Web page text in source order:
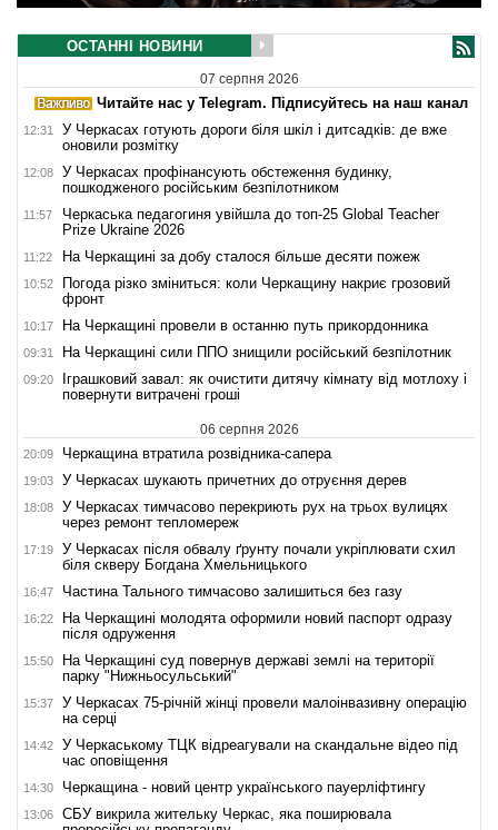
ОСТАННІ НОВИНИ
07 серпня 2026
Читайте нас у Telegram. Підписуйтесь на наш канал
12:31
У Черкасах готують дороги біля шкіл і дитсадків: де вже
оновили розмітку
12:08
У Черкасах профінансують обстеження будинку,
пошкодженого російським безпілотником
11:57
Черкаська педагогиня увійшла до топ-25 Global Teacher
Prize Ukraine 2026
11:22 На Черкащині за добу сталося більше десяти пожеж
10:52
Погода різко зміниться: коли Черкащину накриє грозовий
фронт
10:17 На Черкащині провели в останню путь прикордонника
09:31 На Черкащині сили ППО знищили російський безпілотник
09:20
Іграшковий завал: як очистити дитячу кімнату від мотлоху і
повернути витрачені гроші
06 серпня 2026
20:09 Черкащина втратила розвідника-сапера
19:03 У Черкасах шукають причетних до отруєння дерев
18:08
У Черкасах тимчасово перекриють рух на трьох вулицях
через ремонт тепломереж
17:19
У Черкасах після обвалу ґрунту почали укріплювати схил
біля скверу Богдана Хмельницького
16:47 Частина Тального тимчасово залишиться без газу
16:22
На Черкащині молодята оформили новий паспорт одразу
після одруження
15:50
На Черкащині суд повернув державі землі на території
парку "Нижньосульський"
15:37
У Черкасах 75-річній жінці провели малоінвазивну операцію
на серці
14:42
У Черкаському ТЦК відреагували на скандальне відео під
час оповіщення
14:30 Черкащина - новий центр українського пауерліфтингу
13:06
СБУ викрила жительку Черкас, яка поширювала